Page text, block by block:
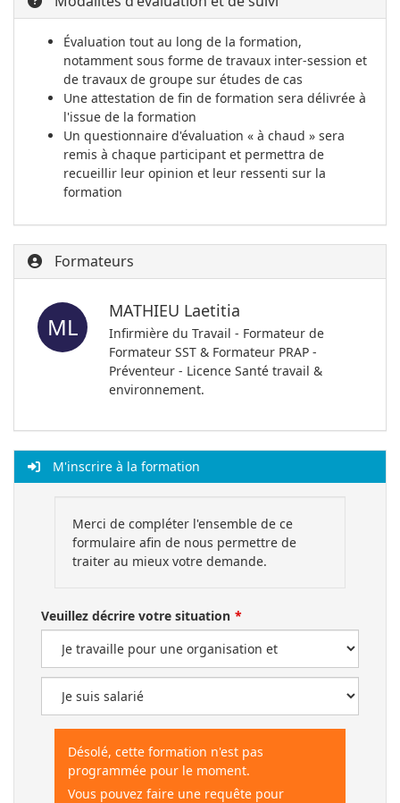
Évaluation tout au long de la formation,
notamment sous forme de travaux inter-session et
de travaux de groupe sur études de cas
Une attestation de fin de formation sera délivrée à
l'issue de la formation
Un questionnaire d'évaluation « à chaud » sera
remis à chaque participant et permettra de
recueillir leur opinion et leur ressenti sur la
formation
Formateurs
ML
MATHIEU Laetitia
Infirmière du Travail - Formateur de
Formateur SST & Formateur PRAP -
Préventeur - Licence Santé travail &
environnement.
M'inscrire à la formation
Merci de compléter l'ensemble de ce
formulaire afin de nous permettre de
traiter au mieux votre demande.
Veuillez décrire votre situation
Désolé, cette formation n'est pas
programmée pour le moment.
Vous pouvez faire une requête pour